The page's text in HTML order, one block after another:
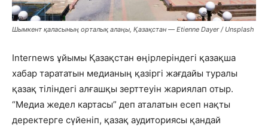
Шымкент қаласының орталық алаңы, Қазақстан — Etienne Dayer / Unsplash
Internews ұйымы Қазақстан өңірлеріндегі қазақша
хабар тарататын медианың қазіргі жағдайы туралы
қазақ тіліндегі алғашқы зерттеуін жариялап отыр.
“Медиа жедел картасы” деп аталатын есеп нақты
деректерге сүйеніп, қазақ аудиториясы қандай